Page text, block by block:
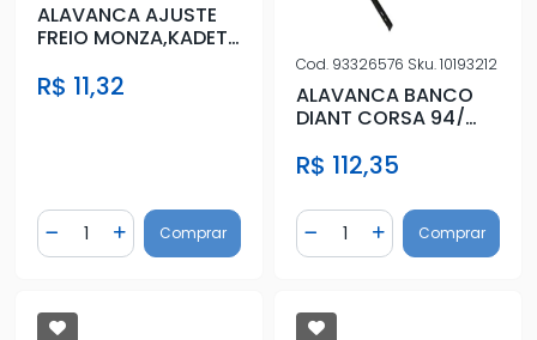
ALAVANCA AJUSTE
FREIO MONZA,KADETT
R$ 11,32
Diminuir Quantidade
Quantidade
Adicionar Quantidade
Comprar
Cod. 93326576 Sku.10193212
ALAVANCA BANCO
DIANT CORSA 94/
R$ 112,35
Diminuir Quantidade
Quantidade
AdicionarComprar